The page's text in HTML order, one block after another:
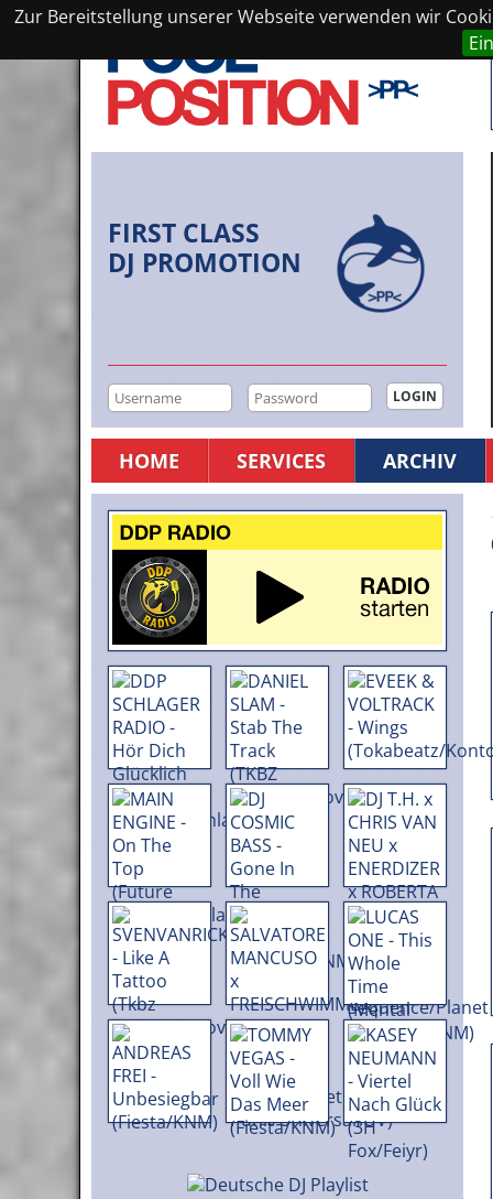
Zur Bereitstellung unserer Webseite verwenden wir
FIRST CLASS
DJ PROMOTION
HOME SERVICES ARCHIV